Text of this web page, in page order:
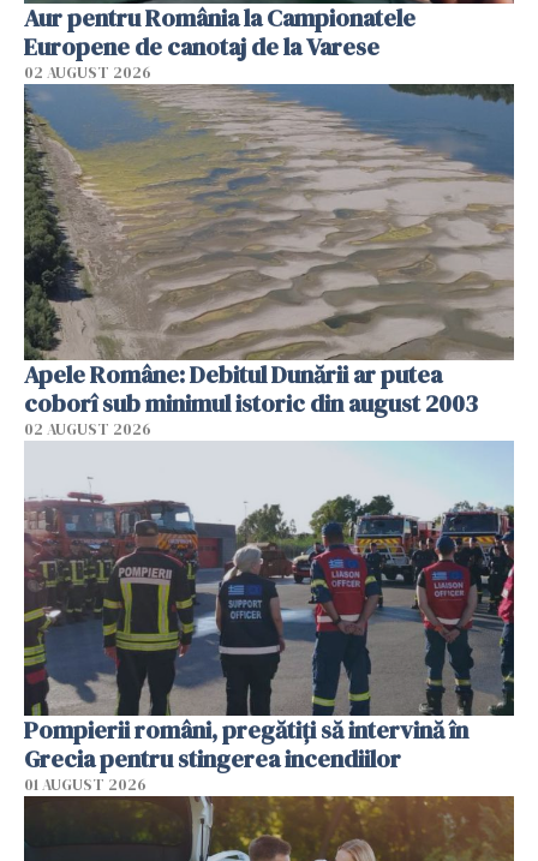
Aur pentru România la Campionatele
Europene de canotaj de la Varese
02 AUGUST 2026
Apele Române: Debitul Dunării ar putea
coborî sub minimul istoric din august 2003
02 AUGUST 2026
Pompierii români, pregătiţi să intervină în
Grecia pentru stingerea incendiilor
01 AUGUST 2026